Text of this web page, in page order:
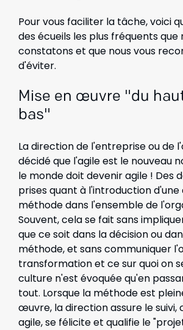
Pour vous faciliter la tâche, voici
des écueils les plus fréquents que
constatons et que nous vous
d'éviter.
Mise en œuvre "du
bas"
La direction de l'entreprise ou de
décidé que l'agile est le nouveau
le monde doit devenir agile ! Des
prises quant à l'introduction
méthode dans l'ensemble de
Souvent, cela se fait sans
que ce soit dans la décision ou
méthode, et sans communiquer
transformation et ce sur quoi on
culture n'est évoquée qu'en
tout. Lorsque la méthode est
œuvre, la direction assure le suivi,
agile, se félicite et qualifie le